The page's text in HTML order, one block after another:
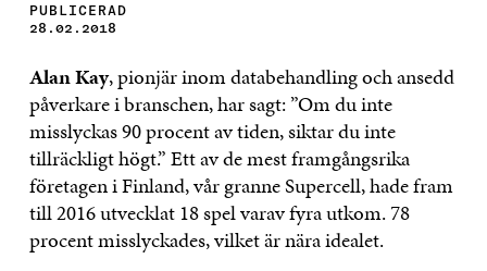
PUBLICERAD
28.02.2018
Alan Kay, pionjär inom databehandling och ansedd
påverkare i branschen, har sagt: ”Om du inte
misslyckas 90 procent av tiden, siktar du inte
tillräckligt högt.” Ett av de mest framgångsrika
företagen i Finland, vår granne Supercell, hade fram
till 2016 utvecklat 18 spel varav fyra utkom. 78
procent misslyckades, vilket är nära idealet.